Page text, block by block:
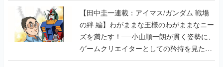
【田中圭一連載：アイマス/ガンダム 戦場
の絆 編】わがままな王様のわがままなニー
ズを満たす！──小山順一朗が貫く姿勢に、
ゲームクリエイターとしての矜持を見た
【若ゲのいたり最終回】